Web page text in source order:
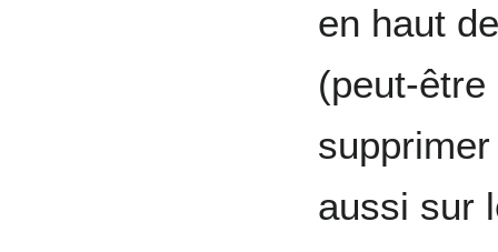
en haut
(peut-
aussi sur